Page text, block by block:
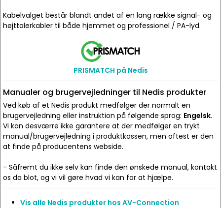
Kabelvalget består blandt andet af en lang række signal- og
højttalerkabler til både hjemmet og professionel / PA-lyd.
PRISMATCH på Nedis
Manualer og brugervejledninger til Nedis produkter
Ved køb af et Nedis produkt medfølger der normalt en
brugervejledning eller instruktion på følgende sprog: Engelsk.
Vi kan desværre ikke garantere at der medfølger en trykt
manual/brugervejledning i produktkassen, men oftest er den
at finde på producentens webside.
- Såfremt du ikke selv kan finde den ønskede manual, kontakt
os da blot, og vi vil gøre hvad vi kan for at hjælpe.
Vis alle Nedis produkter hos AV-Connection